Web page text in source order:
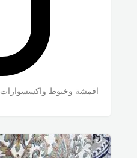
اقمشة وخيوط واكسسوارات